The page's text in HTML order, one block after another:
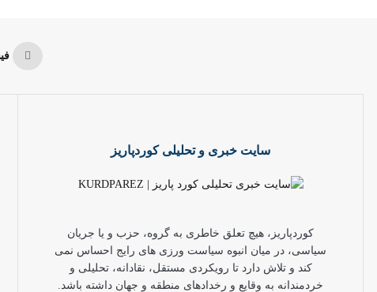
سایت خبری و تحلیلی کوردپاریز
کوردپاریز، هیچ تعلق خاطری به گروه، حزب و یا جریان
سیاسی، در میان انبوه سیاست ورزی های رایج احساس نمی
کند و تلاش دارد تا رویکردی مستقل، نقادانه، تحلیلی و
خردمندانه به وقایع و رخدادهای منطقه و جهان داشته باشد.